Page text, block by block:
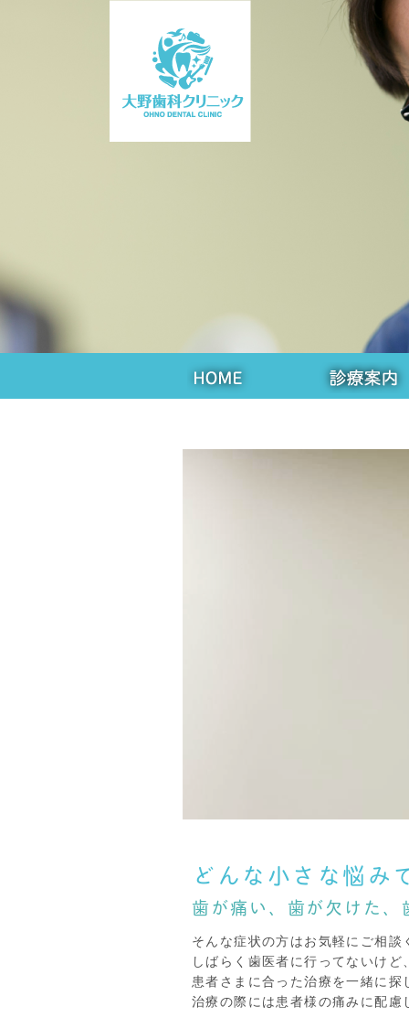
どんな小さな悩み
歯が痛い、歯が欠けた
そんな症状の方はお気軽にご相談
しばらく歯医者に行ってないけ
患者さまに合った治療を一緒に探
治療の際には患者様の痛みに配慮